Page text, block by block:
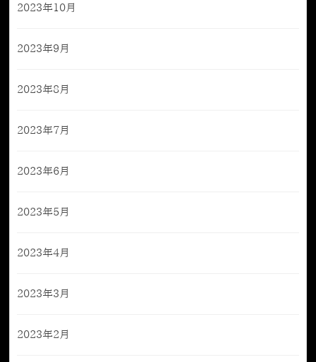
2023年10月
2023年9月
2023年8月
2023年7月
2023年6月
2023年5月
2023年4月
2023年3月
2023年2月